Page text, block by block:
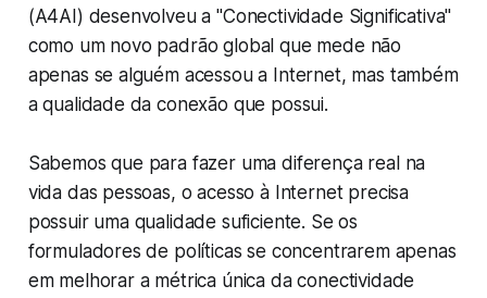
(A4AI) desenvolveu a "Conectividade Significativa"
como um novo padrão global que mede não
apenas se alguém acessou a Internet, mas também
a qualidade da conexão que possui.
Sabemos que para fazer uma diferença real na
vida das pessoas, o acesso à Internet precisa
possuir uma qualidade suficiente. Se os
formuladores de políticas se concentrarem apenas
em melhorar a métrica única da conectividade